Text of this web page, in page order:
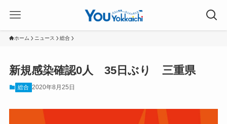
ホーム ニュース 総合
新規感染確認0人 35日ぶり 三重県
総合 2020年8月25日